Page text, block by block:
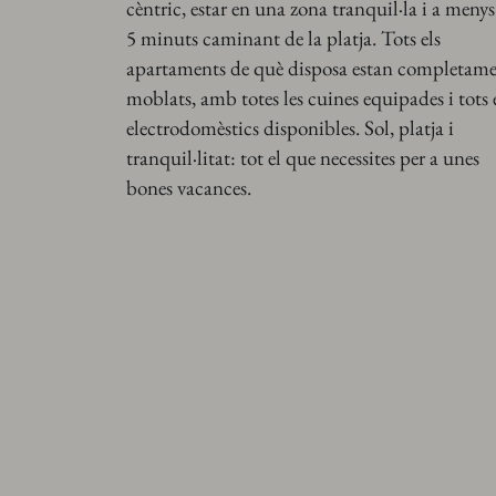
cèntric, estar en una zona tranquil·la i a
5 minuts caminant de la platja. Tots els
apartaments de què disposa estan
moblats, amb totes les cuines equipades i tots
electrodomèstics disponibles. Sol, platja i
tranquil·litat: tot el que necessites per a unes
bones vacances.